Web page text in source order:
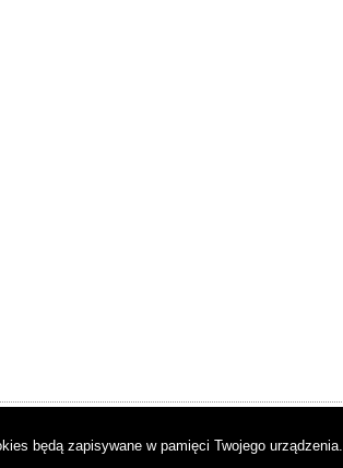
będą zapisywane w pamięci Twojego urządzenia.